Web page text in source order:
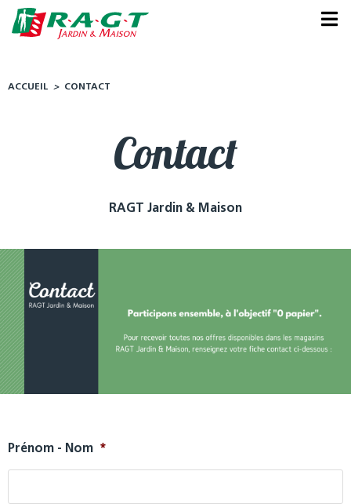
ACCUEIL > CONTACT
Contact
RAGT Jardin & Maison
Prénom - Nom *
Panneau de gestion des cookies